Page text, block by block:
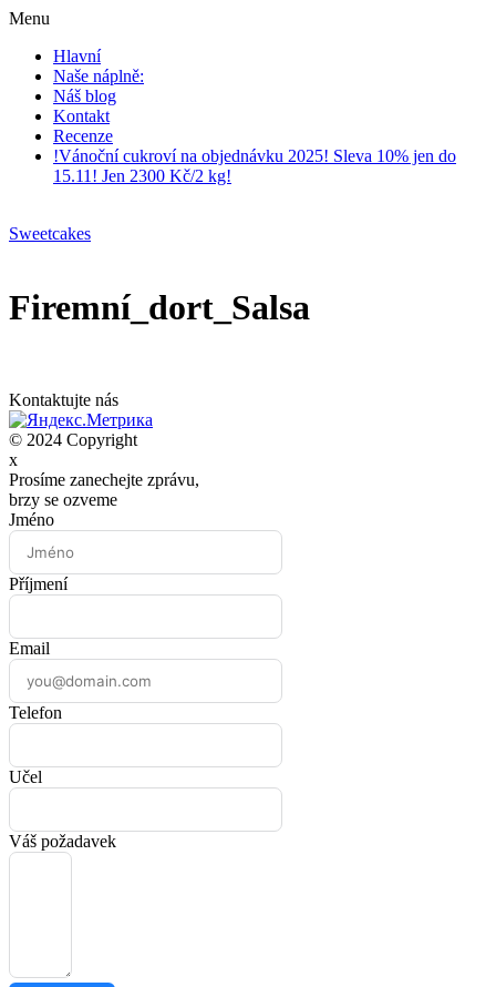
Menu
Hlavní
Naše náplně:
Náš blog
Kontakt
Recenze
!Vánoční cukroví na objednávku 2025! Sleva 10% jen do
15.11! Jen 2300 Kč/2 kg!
Sweetcakes
Firemní_dort_Salsa
Kontaktujte nás
© 2024 Copyright
x
Prosíme zanechejte zprávu,
brzy se ozveme
Jméno
Příjmení
Email
Telefon
Učel
Váš požadavek